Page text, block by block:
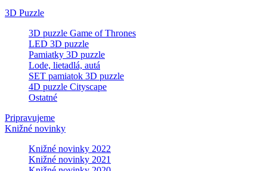
3D Puzzle
3D puzzle Game of Thrones
LED 3D puzzle
Pamiatky 3D puzzle
Lode, lietadlá, autá
SET pamiatok 3D puzzle
4D puzzle Cityscape
Ostatné
Pripravujeme
Knižné novinky
Knižné novinky 2022
Knižné novinky 2021